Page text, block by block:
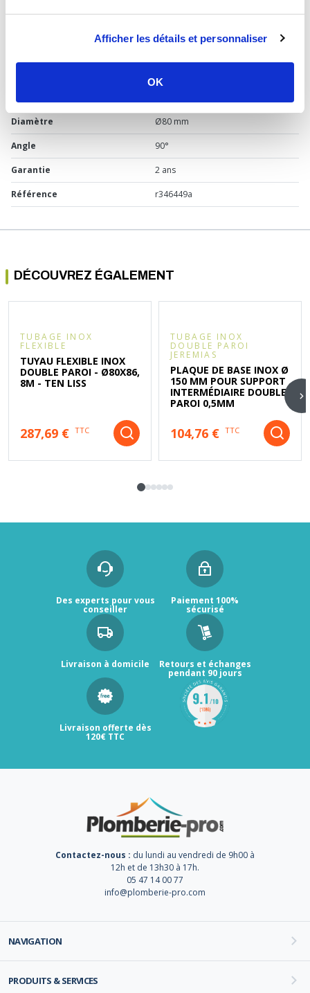
Afficher les détails et personnaliser
OK
Diamètre Ø80 mm
Angle 90°
Garantie 2 ans
Référence r346449a
DÉCOUVREZ ÉGALEMENT
TUBAGE INOX
FLEXIBLE
TUYAU FLEXIBLE INOX
DOUBLE PAROI - Ø80X86,
8M - TEN LISS
287,69 € TTC
TUBAGE INOX
DOUBLE PAROI
JEREMIAS
PLAQUE DE BASE INOX Ø
150 MM POUR SUPPORT
INTERMÉDIAIRE DOUBLE
PAROI 0,5MM
104,76 € TTC
Des experts pour vous
conseiller
Paiement 100%
sécurisé
Livraison à domicile Retours et échanges
pendant 90 jours
Livraison offerte dès
120€ TTC
Contactez-nous : du lundi au vendredi de 9h00 à
12h et de 13h30 à 17h.
05 47 14 00 77
info@plomberie-pro.com
NAVIGATION
PRODUITS & SERVICES